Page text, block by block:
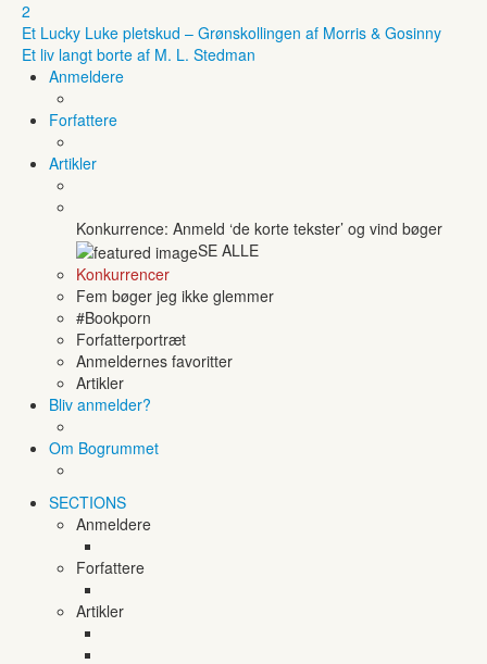
2
Et Lucky Luke pletskud – Grønskollingen af Morris & Gosinny
Et liv langt borte af M. L. Stedman
Anmeldere
Forfattere
Artikler
Konkurrence: Anmeld ‘de korte tekster’ og vind bøger
SE ALLE
Konkurrencer
Fem bøger jeg ikke glemmer
#Bookporn
Forfatterportræt
Anmeldernes favoritter
Artikler
Bliv anmelder?
Om Bogrummet
SECTIONS
Anmeldere
Forfattere
Artikler